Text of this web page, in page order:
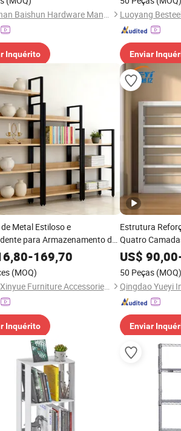
Zhongshan Baishun Hardware Manufacturing Co., Ltd.
Inquérito
Luoyang
Enviar
Metal Estiloso e
para Armazenamento de
para Escritório em
-169,70
(MOQ)
Suzhou Xinyue Furniture Accessories Co., Ltd.
Inquérito
Estrutura
Quatro
Bibliotecas,
Durabilidade
US$ 90,00
50 Peças (MOQ)
Enviar